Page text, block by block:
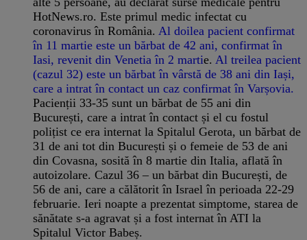
HotNews.ro. Este primul medic infectat cu
coronavirus în România. Al doilea pacient confirmat
în 11 martie este un bărbat de 42 ani, confirmat în
Iasi, revenit din Venetia în 2 martie. Al treilea pacient
(cazul 32) este un bărbat în vârstă de 38 ani din Iași,
care a intrat în contact un caz confirmat în Varșovia.
Pacienții 33-35 sunt un bărbat de 55 ani din
București, care a intrat în contact și el cu fostul
polițist ce era internat la Spitalul Gerota, un bărbat de
31 de ani tot din București și o femeie de 53 de ani
din Covasna, sosită în 8 martie din Italia, aflată în
autoizolare. Cazul 36 – un bărbat din București, de
56 de ani, care a călătorit în Israel în perioada 22-29
februarie. Ieri noapte a prezentat simptome, starea de
sănătate s-a agravat și a fost internat în ATI la
Spitalul Victor Babeș.